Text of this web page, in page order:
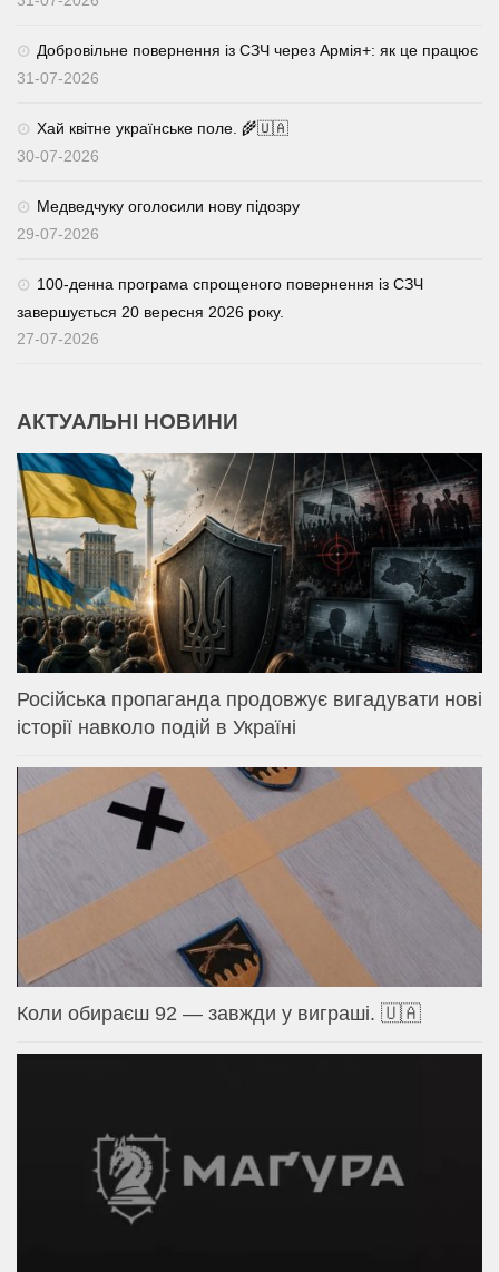
Добровільне повернення із СЗЧ через Армія+: як це працює
31-07-2026
Хай квітне українське поле. 🌾🇺🇦
30-07-2026
Медведчуку оголосили нову підозру
29-07-2026
100-денна програма спрощеного повернення із СЗЧ
завершується 20 вересня 2026 року.
27-07-2026
АКТУАЛЬНІ НОВИНИ
Російська пропаганда продовжує вигадувати нові
історії навколо подій в Україні
Коли обираєш 92 — завжди у виграші. 🇺🇦